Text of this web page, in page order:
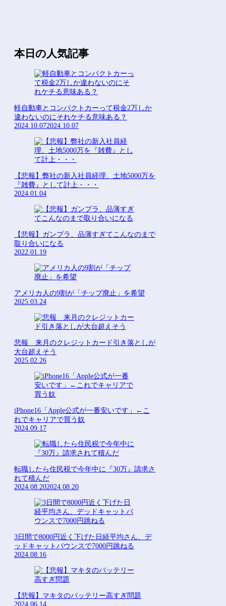
本日の人気記事
軽自動車とコンパクトカーって税金2万しか
違わないのにそれケチる意味ある？
2024.10.072024.10.07
【悲報】弊社の新入社員経理、土地5000万を
『雑費』として計上・・・
2024.01.04
【悲報】ガンプラ、品薄すぎてこんなのまで
取り合いになる
2022.01.19
アメリカ人の9割が「チップ廃止」を希望
2025.03.24
悲報 来月のクレジットカード引き落としが
大台超えそう
2025.02.26
iPhone16「Apple公式が一番安いです」←こ
れでキャリアで買う奴
2024.09.17
転職したら住民税で今年中に『30万』請求さ
れて積んだ
2024.08.202024.08.20
3日間で8000円近く下げた日経平均さん、デ
ッドキャットバウンスで7000円跳ねる
2024.08.16
【悲報】マキタのバッテリー高すぎ問題
2024.06.14